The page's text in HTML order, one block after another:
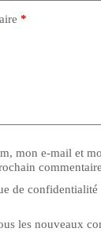
*
mon e-mail et
de confidentialité
les nouveaux